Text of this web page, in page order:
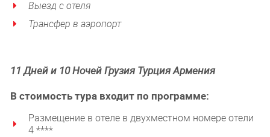
Выезд с отеля
Трансфер в аэропорт
11 Дней и 10 Ночей Грузия Турция Армения
В стоимость тура входит по программе:
Размещение в отеле в двухместном номере отели
4 ****